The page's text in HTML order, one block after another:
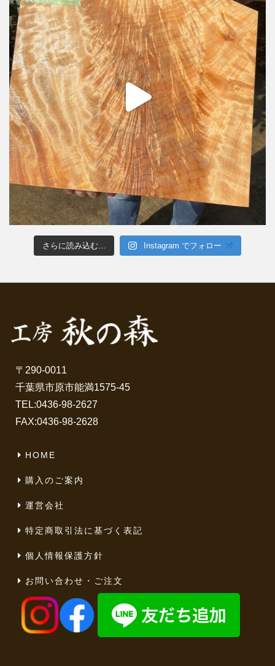
さらに読み込む... Instagram でフォロー
〒290-0011
千葉県市原市能満1575-45
TEL:0436-98-2627
FAX:0436-98-2628
HOME
購入のご案内
運営会社
特定商取引法に基づく表記
個人情報保護方針
お問い合わせ・ご注文